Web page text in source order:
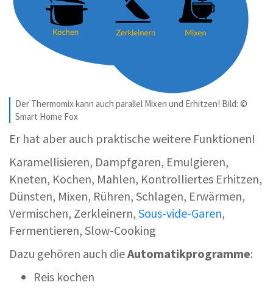
Der Thermomix kann auch parallel Mixen und Erhitzen! Bild: ©
Smart Home Fox
Er hat aber auch praktische weitere Funktionen!
Karamellisieren, Dampfgaren, Emulgieren,
Kneten, Kochen, Mahlen, Kontrolliertes Erhitzen,
Dünsten, Mixen, Rühren, Schlagen, Erwärmen,
Vermischen, Zerkleinern, Sous-vide-Garen,
Fermentieren, Slow-Cooking
Dazu gehören auch dieAutomatikprogramme:
Reis kochen